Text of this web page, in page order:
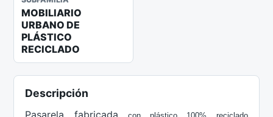
MOBILIARIO
URBANO DE
PLÁSTICO
RECICLADO
Descripción